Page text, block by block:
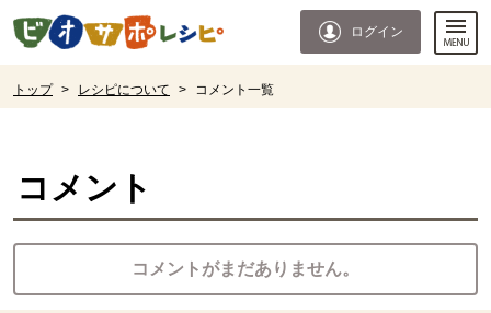
ページの先頭です。
ログイン
トップ > レシピについて > コメント一覧
コメント
コメントがまだありません。